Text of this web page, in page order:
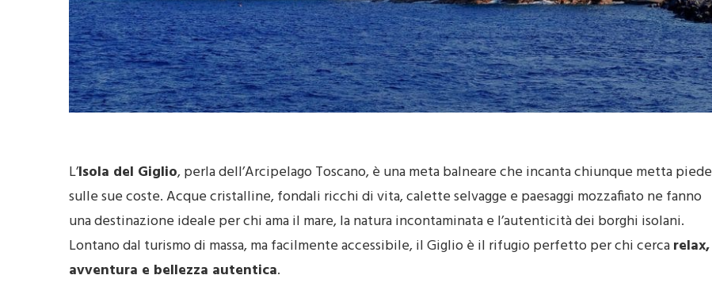
L’Isola del Giglio, perla dell’Arcipelago Toscano, è una meta balneare che incanta chiunque metta piede
sulle sue coste. Acque cristalline, fondali ricchi di vita, calette selvagge e paesaggi mozzafiato ne fanno
una destinazione ideale per chi ama il mare, la natura incontaminata e l’autenticità dei borghi isolani.
Lontano dal turismo di massa, ma facilmente accessibile, il Giglio è il rifugio perfetto per chi cercarelax,
avventura e bellezza autentica.